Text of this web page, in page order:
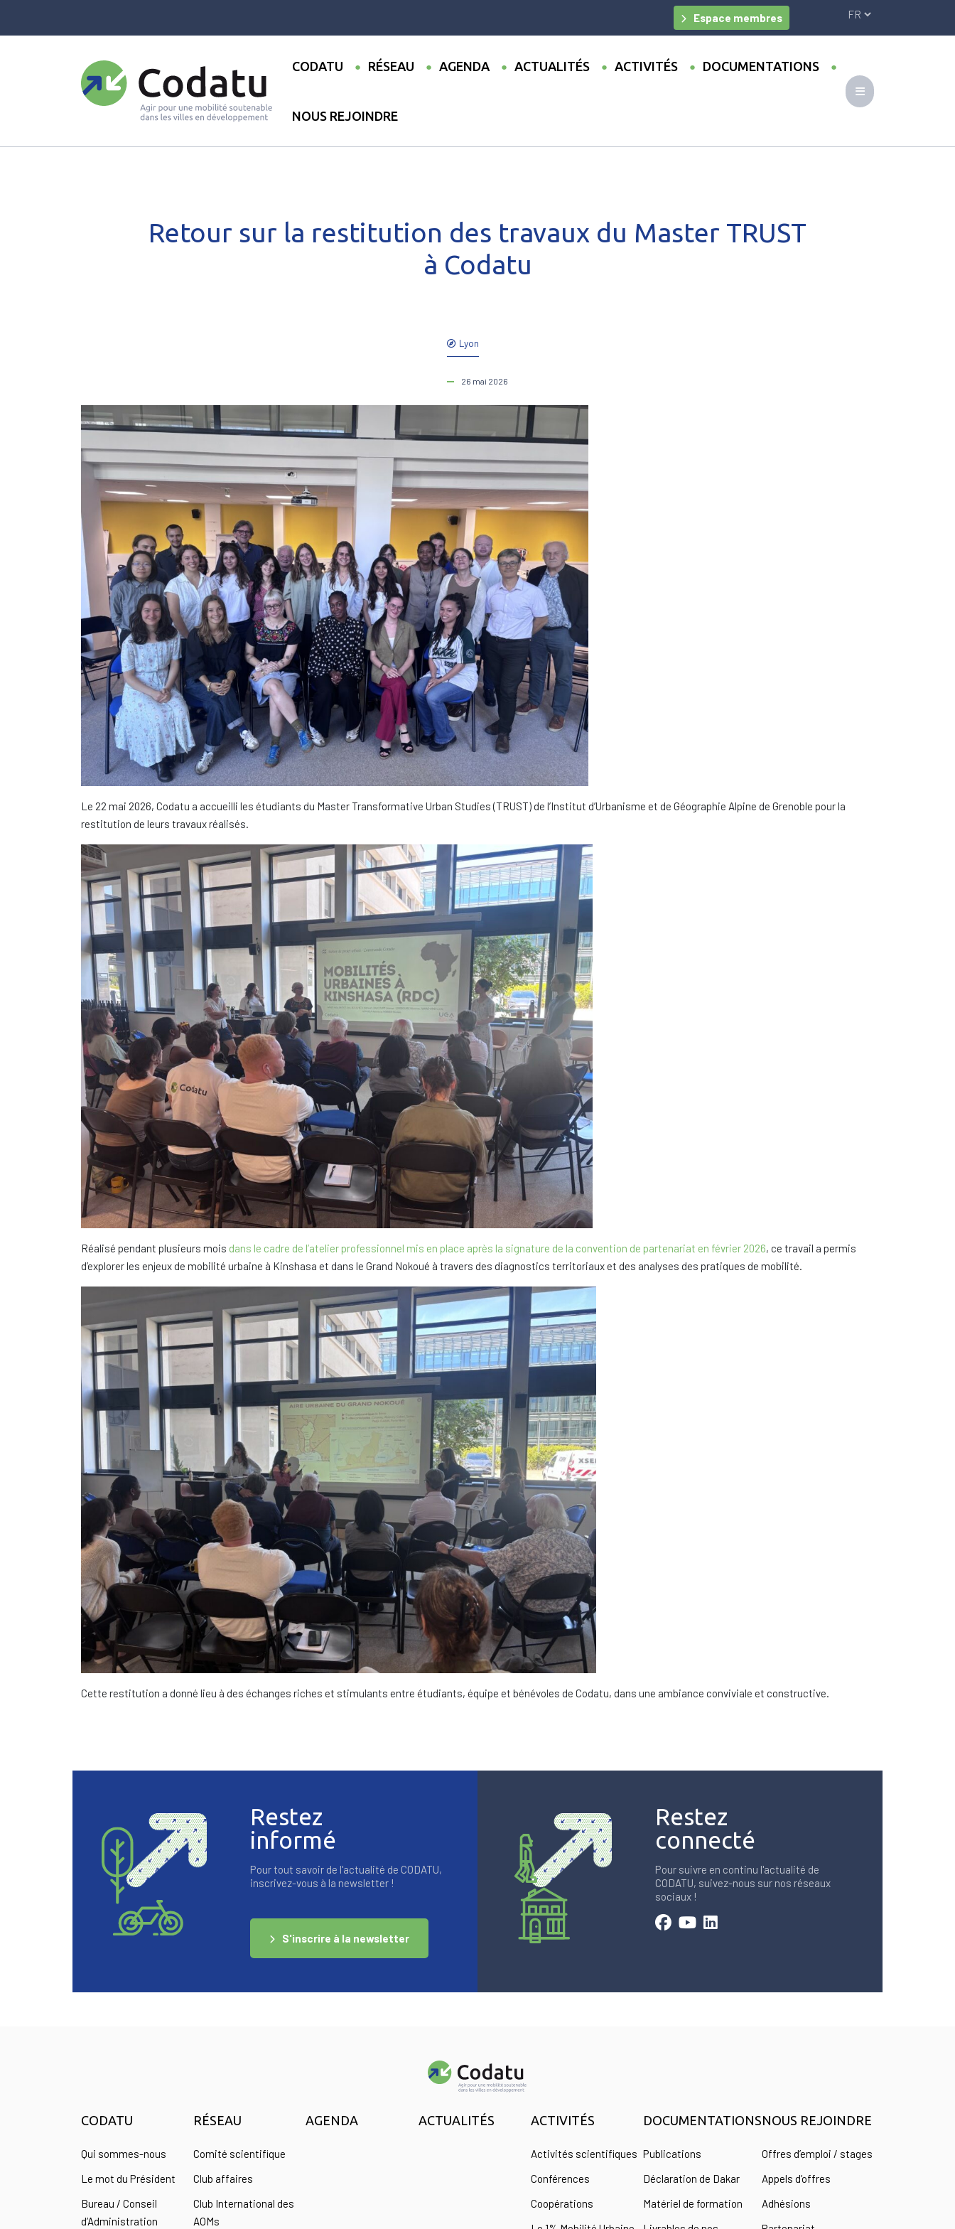
Espace membres
CODATU RÉSEAU AGENDA ACTUALITÉS ACTIVITÉS DOCUMENTATIONS
NOUS REJOINDRE
Lyon
26 mai 2026
Retour sur la restitution des travaux du Master TRUST
à Codatu
Le 22 mai 2026, Codatu a accueilli les étudiants du Master Transformative Urban Studies (TRUST) de l’Institut d’Urbanisme et de Géographie Alpine de Grenoble pour la
restitution de leurs travaux réalisés.
Réalisé pendant plusieurs mois dans le cadre de l’atelier professionnel mis en place après la signature de la convention de partenariat en février 2026, ce travail a permis
d’explorer les enjeux de mobilité urbaine à Kinshasa et dans le Grand Nokoué à travers des diagnostics territoriaux et des analyses des pratiques de mobilité.
Cette restitution a donné lieu à des échanges riches et stimulants entre étudiants, équipe et bénévoles de Codatu, dans une ambiance conviviale et constructive.
Restez
informé
Pour tout savoir de l'actualité de CODATU,
inscrivez-vous à la newsletter !
S'inscrire à la newsletter
Restez
connecté
Pour suivre en continu l'actualité de
CODATU, suivez-nous sur nos réseaux
sociaux !
CODATU
Qui sommes-nous
Le mot du Président
Bureau / Conseil
d’Administration
RÉSEAU
Comité scientifique
Club affaires
Club International des
AOMs
AGENDA ACTUALITÉS ACTIVITÉS
Activités scientifiques
Conférences
Coopérations
DOCUMENTATIONS
Publications
Déclaration de Dakar
Matériel de formation
NOUS REJOINDRE
Offres d’emploi / stages
Appels d’offres
Adhésions